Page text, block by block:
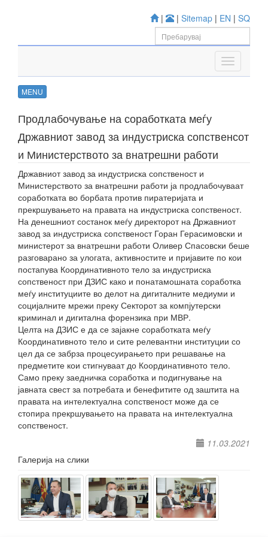
| | Sitemap | EN | SQ
MENU
Продлабочување на соработката меѓу
Државниот завод за индустриска сопственсот
и Министерството за внатрешни работи
Државниот завод за индустриска сопственост и
Министерството за внатрешни работи ја продлабочуваат
соработката во борбата против пиратеријата и
прекршувањето на правата на индустриска сопственост.
На денешниот состанок меѓу директорот на Државниот
завод за индустриска сопственост Горан Герасимовски и
министерот за внатрешни работи Оливер Спасовски беше
разговарано за улогата, активностите и пријавите по кои
постапува Координативното тело за индустриска
сопственост при ДЗИС како и понатамошната соработка
меѓу институциите во делот на дигиталните медиуми и
социјалните мрежи преку Секторот за компјутерски
криминал и дигитална форензика при МВР.
Целта на ДЗИС е да се зајакне соработката меѓу
Координативното тело и сите релевантни институции со
цел да се забрза процесуирањето при решавање на
предметите кои стигнуваат до Координативното тело.
Само преку заедничка соработка и подигнување на
јавната свест за потребата и бенефитите од заштита на
правата на интелектуална сопственост може да се
стопира прекршувањето на правата на интелектуална
сопственост.
11.03.2021
Галерија на слики